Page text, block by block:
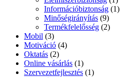
Információbiztonság (1)
Minőségirányítás (9)
Termékfelelősség (2)
Mobil (3)
Motiváció (4)
Oktatás (2)
Online vásárlás (1)
Szervezetfejlesztés (1)